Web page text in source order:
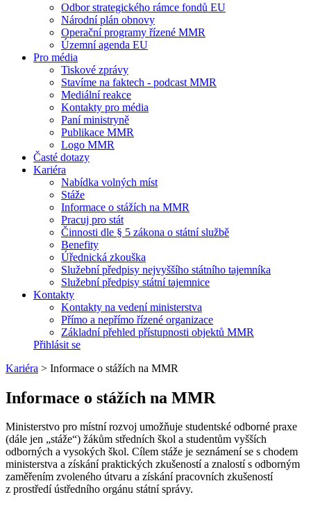
Odbor strategického rámce fondů EU
Národní plán obnovy
Operační programy řízené MMR
Územní agenda EU
Pro média
Tiskové zprávy
Stavíme na faktech - podcast MMR
Mediální reakce
Kontakty pro média
Paní ministryně
Publikace MMR
Logo MMR
Časté dotazy
Kariéra
Nabídka volných míst
Stáže
Informace o stážích na MMR
Pracuj pro stát
Činnosti dle § 5 zákona o státní službě
Benefity
Úřednická zkouška
Služební předpisy nejvyššího státního tajemníka
Služební předpisy státní tajemnice
Kontakty
Kontakty na vedení ministerstva
Přímo a nepřímo řízené organizace
Základní přehled přístupnosti objektů MMR
Přihlásit se
Kariéra > Informace o stážích na MMR
Informace o stážích na MMR
Ministerstvo pro místní rozvoj umožňuje studentské odborné praxe
(dále jen „stáže“) žákům středních škol a studentům vyšších
odborných a vysokých škol. Cílem stáže je seznámení se s chodem
ministerstva a získání praktických zkušeností a znalostí s odborným
zaměřením zvoleného útvaru a získání pracovních zkušeností
z prostředí ústředního orgánu státní správy.